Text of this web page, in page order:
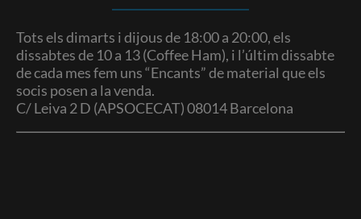
Tots els dimarts i dijous de 18:00 a 20:00, els
dissabtes de 10 a 13 (Coffee Ham), i l’últim dissabte
de cada mes fem uns “Encants” de material que els
socis posen a la venda.
C/ Leiva 2 D (APSOCECAT) 08014 Barcelona